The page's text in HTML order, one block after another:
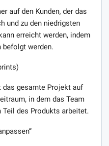
auf den Kunden, der das
und zu den niedrigsten
erreicht werden, indem
befolgt werden.
das gesamte Projekt auf
in dem das Team
des Produkts arbeitet.